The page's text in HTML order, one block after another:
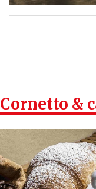
Cornetto &